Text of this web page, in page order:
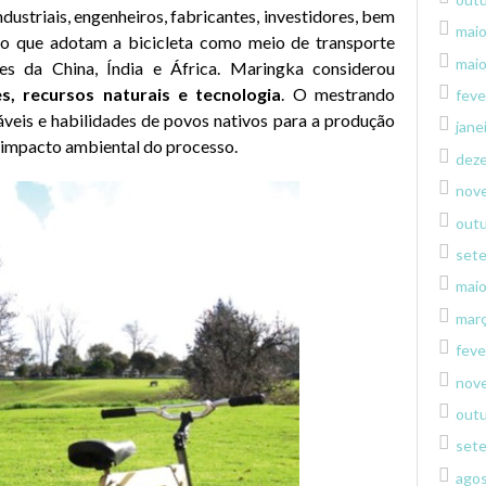
engenheiros, fabricantes, investidores, bem
que adotam a bicicleta como meio de transporte
da China, Índia e África. Maringka considerou
recursos naturais e tecnologia. O mestrando
e habilidades de povos nativos para a produção
ambiental do processo.